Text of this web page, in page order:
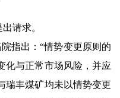
请求。
院指出：“情势变更原则的
化与正常市场风险，并应
丰煤矿均未以情势变更